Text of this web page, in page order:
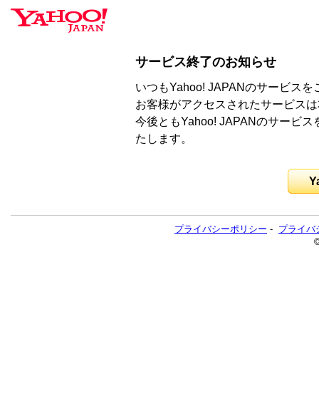
サービス終了のお知らせ
いつもYahoo! JAPANのサービス
お客様がアクセスされたサービス
今後ともYahoo! JAPANのサービ
たします。
プライバシーポリシー - プライバ